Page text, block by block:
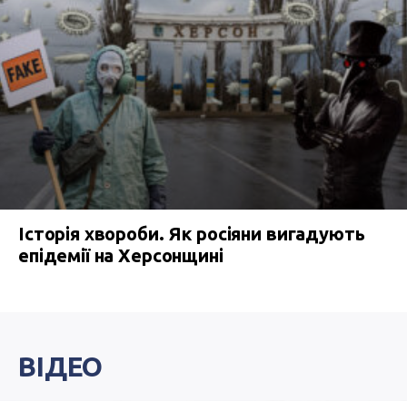
Історія хвороби. Як росіяни вигадують
епідемії на Херсонщині
ВІДЕО